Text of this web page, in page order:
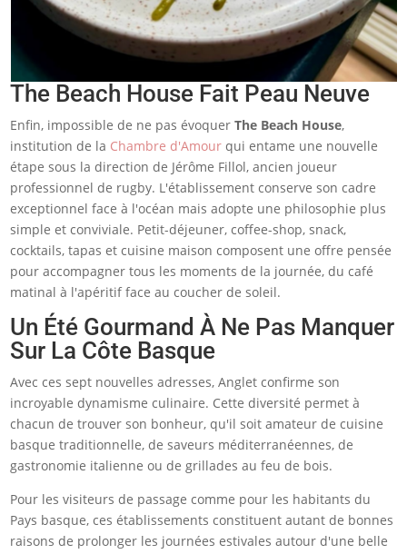
The Beach House Fait Peau Neuve
Enfin, impossible de ne pas évoquerThe Beach House,
institution de la Chambre d'Amourqui entame une nouvelle
étape sous la direction de Jérôme Fillol, ancien joueur
professionnel de rugby. L'établissement conserve son cadre
exceptionnel face à l'océan mais adopte une philosophie plus
simple et conviviale. Petit-déjeuner, coffee-shop, snack,
cocktails, tapas et cuisine maison composent une offre pensée
pour accompagner tous les moments de la journée, du café
matinal à l'apéritif face au coucher de soleil.
Un Été Gourmand À Ne Pas Manquer
Sur La Côte Basque
Avec ces sept nouvelles adresses, Anglet confirme son
incroyable dynamisme culinaire. Cette diversité permet à
chacun de trouver son bonheur, qu'il soit amateur de cuisine
basque traditionnelle, de saveurs méditerranéennes, de
gastronomie italienne ou de grillades au feu de bois.
Pour les visiteurs de passage comme pour les habitants du
Pays basque, ces établissements constituent autant de bonnes
raisons de prolonger les journées estivales autour d'une belle